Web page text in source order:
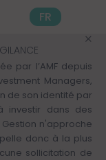
FR
par l’AMF depuis
Managers,
de son identité par
investir dans des
n'approche
donc à la plus
sollicitation de